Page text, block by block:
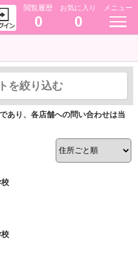
閲覧履歴
0
お気に入り
0
メニュー
を絞り込む
あり、各店舗への問い合わせは当